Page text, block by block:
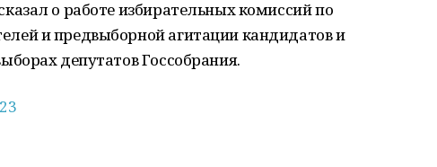
о работе избирательных комиссий по
и предвыборной агитации кандидатов и
депутатов Госсобрания.